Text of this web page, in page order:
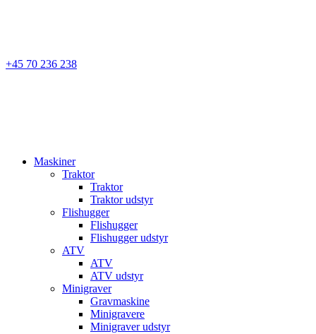
+45 70 236 238
Maskiner
Traktor
Traktor
Traktor udstyr
Flishugger
Flishugger
Flishugger udstyr
ATV
ATV
ATV udstyr
Minigraver
Gravmaskine
Minigravere
Minigraver udstyr